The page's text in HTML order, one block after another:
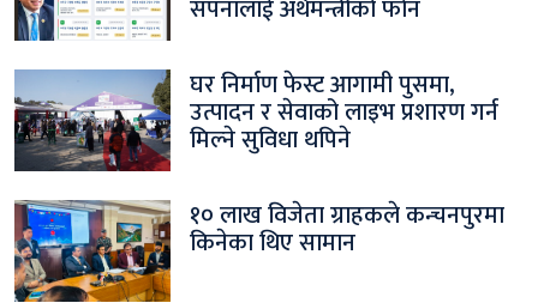
सपनालाई अर्थमन्त्रीको फोन
घर निर्माण फेस्ट आगामी पुसमा,
उत्पादन र सेवाको लाइभ प्रशारण गर्न
मिल्ने सुविधा थपिने
१० लाख विजेता ग्राहकले कन्चनपुरमा
किनेका थिए सामान